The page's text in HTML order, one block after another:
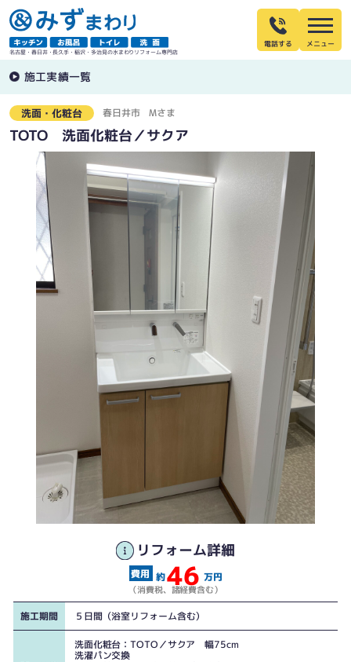
名古屋・春日井・長久手・稲沢・多治見の水まわりリフォーム専門店
電話する
施工実績一覧
洗面・化粧台 春日井市 Mさま
TOTO 洗面化粧台／サクア
リフォーム詳細
約46 万円
（消費税、諸経費含む）
施工期間 ５日間（浴室リフォーム含む）
洗面化粧台：TOTO／サクア 幅75cm
洗濯パン交換